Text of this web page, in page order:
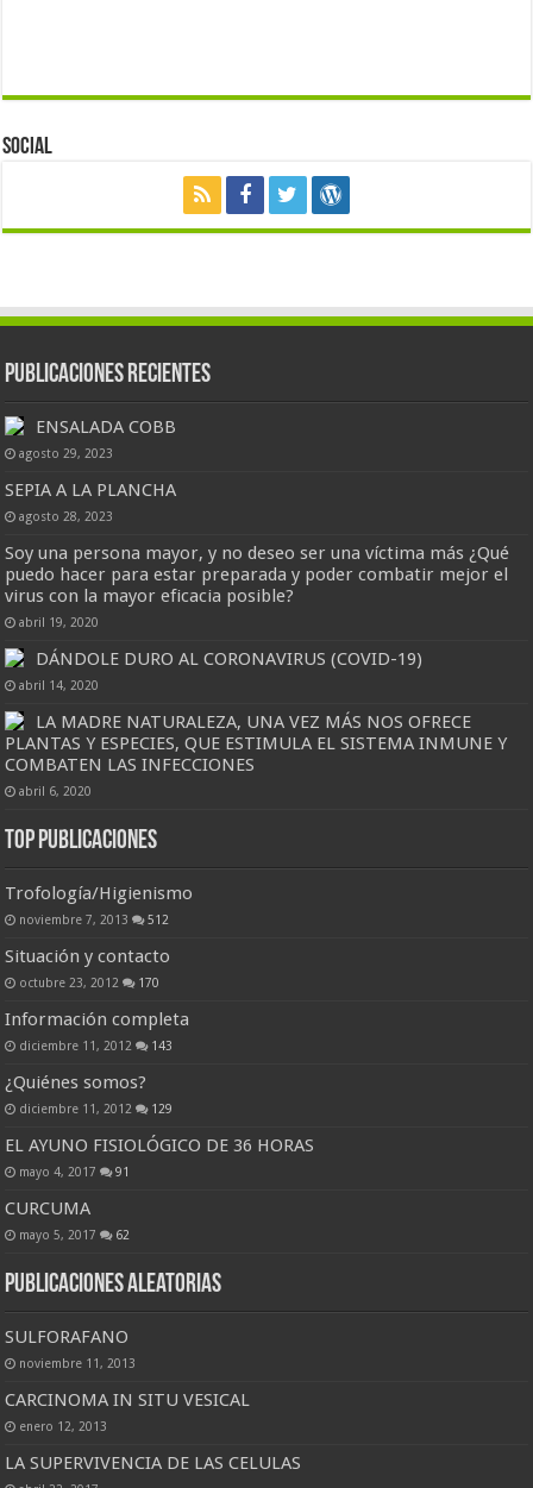
Social
Publicaciones Recientes
ENSALADA COBB
agosto 29, 2023
SEPIA A LA PLANCHA
agosto 28, 2023
Soy una persona mayor, y no deseo ser una víctima más ¿Qué
puedo hacer para estar preparada y poder combatir mejor el
virus con la mayor eficacia posible?
abril 19, 2020
DÁNDOLE DURO AL CORONAVIRUS (COVID-19)
abril 14, 2020
LA MADRE NATURALEZA, UNA VEZ MÁS NOS OFRECE
PLANTAS Y ESPECIES, QUE ESTIMULA EL SISTEMA INMUNE Y
COMBATEN LAS INFECCIONES
abril 6, 2020
Top Publicaciones
Trofología/Higienismo
noviembre 7, 2013 512
Situación y contacto
octubre 23, 2012 170
Información completa
diciembre 11, 2012 143
¿Quiénes somos?
diciembre 11, 2012 129
EL AYUNO FISIOLÓGICO DE 36 HORAS
mayo 4, 2017 91
CURCUMA
mayo 5, 2017 62
Publicaciones Aleatorias
SULFORAFANO
noviembre 11, 2013
CARCINOMA IN SITU VESICAL
enero 12, 2013
LA SUPERVIVENCIA DE LAS CELULAS